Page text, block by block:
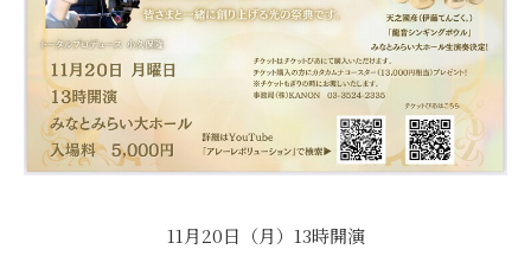
11月20日（月）13時開演